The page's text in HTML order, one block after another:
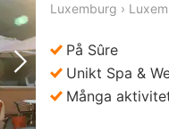
Nästa bild
Luxemburg ›
På Sûre
Unikt Spa &
Många